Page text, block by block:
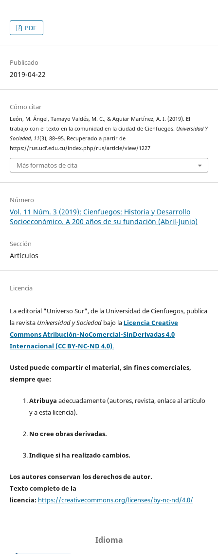
PDF
Publicado
2019-04-22
Cómo citar
León, M. Ángel, Tamayo Valdés, M. C., & Aguiar Martínez, A. I. (2019). El
trabajo con el texto en la comunidad en la ciudad de Cienfuegos. Universidad Y
Sociedad, 11(3), 88–95. Recuperado a partir de
https://rus.ucf.edu.cu/index.php/rus/article/view/1227
Más formatos de cita
Número
Vol. 11 Núm. 3 (2019): Cienfuegos: Historia y Desarrollo
Socioeconómico. A 200 años de su fundación (Abril-Junio)
Sección
Artículos
Licencia
La editorial "Universo Sur", de la Universidad de Cienfuegos, publica
la revista Universidad y Sociedad bajo la Licencia Creative
Commons Atribución-NoComercial-SinDerivadas 4.0
Internacional (CC BY-NC-ND 4.0).
Usted puede compartir el material, sin fines comerciales,
siempre que:
Atribuya adecuadamente (autores, revista, enlace al artículo
y a esta licencia).
No cree obras derivadas.
Indique si ha realizado cambios.
Los autores conservan los derechos de autor.
Texto completo de la
licencia: https://creativecommons.org/licenses/by-nc-nd/4.0/
Idioma